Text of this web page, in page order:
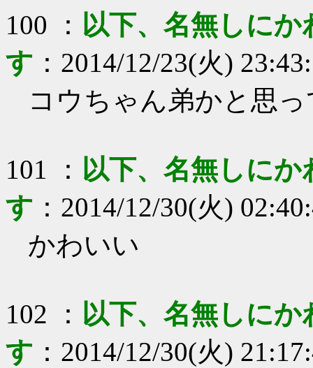
100 ： 以下、名無しに
す ： 2014/12/23(火)
コウちゃん弟かと思
101 ： 以下、名無しに
す ： 2014/12/30(火)
かわいい
102 ： 以下、名無しに
す ： 2014/12/30(火)